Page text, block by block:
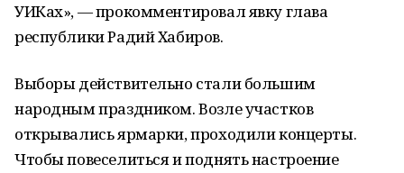
УИКах», — прокомментировал явку глава
республики Радий Хабиров.
Выборы действительно стали большим
народным праздником. Возле участков
открывались ярмарки, проходили концерты.
Чтобы повеселиться и поднять настроение